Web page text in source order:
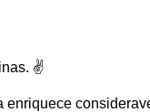
✌️
enriquece